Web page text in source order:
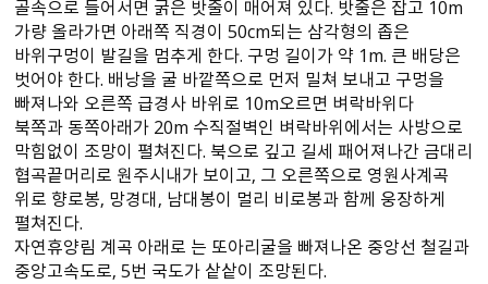
골속으로 들어서면 굵은 밧줄이 매어져 있다. 밧줄은 잡고 10m
가량 올라가면 아래쪽 직경이 50cm되는 삼각형의 좁은
바위구멍이 발길을 멈추게 한다. 구멍 길이가 약 1m. 큰 배당은
벗어야 한다. 배낭을 굴 바깥쪽으로 먼저 밀쳐 보내고 구멍을
빠져나와 오른쪽 급경사 바위로 10m오르면 벼락바위다
북쪽과 동쪽아래가 20m 수직절벽인 벼락바위에서는 사방으로
막힘없이 조망이 펼쳐진다. 북으로 깊고 길세 패어져나간 금대리
협곡끝머리로 원주시내가 보이고, 그 오른쪽으로 영원사계곡
위로 향로봉, 망경대, 남대봉이 멀리 비로봉과 함께 웅장하게
펼쳐진다.
자연휴양림 계곡 아래로 는 또아리굴을 빠져나온 중앙선 철길과
중앙고속도로, 5번 국도가 샅샅이 조망된다.